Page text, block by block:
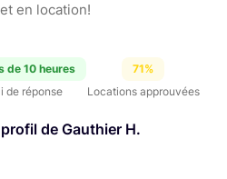
en location!
de 10 heures
de réponse
71%
Locations approuvées
de Gauthier H.